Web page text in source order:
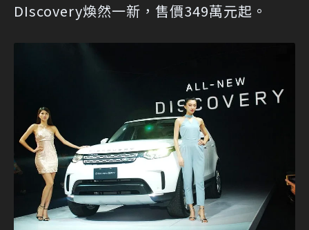
DIscovery煥然一新，售價349萬元起。